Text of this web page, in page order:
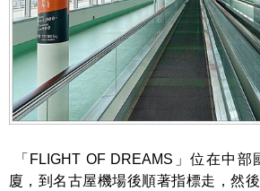
「FLIGHT OF DREAMS」位在中
廈，到名古屋機場後順著指標走，然